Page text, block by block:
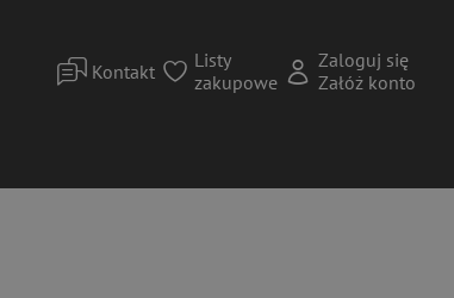
Kontakt
Listy
zakupowe
Zaloguj się
Załóż konto